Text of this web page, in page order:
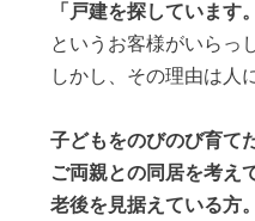
「戸建を探しています
というお客様がいらっ
しかし、その理由は人
子どもをのびのび育て
ご両親との同居を考え
老後を見据えている方。